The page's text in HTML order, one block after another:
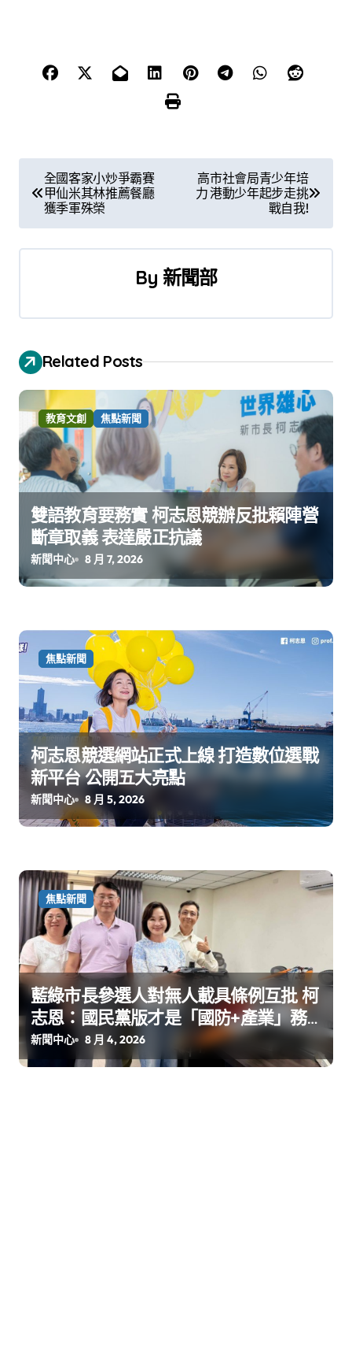
章
導
全國客家小炒爭霸賽
甲仙米其林推薦餐廳
獲季軍殊榮
高市社會局青少年培
力 港動少年起步走挑
戰自我!
By 新聞部
Related Posts
教育文創 焦點新聞
雙語教育要務實 柯志恩競辦反批賴陣營
斷章取義 表達嚴正抗議
新聞中心 8 月 7, 2026
焦點新聞
柯志恩競選網站正式上線 打造數位選戰
新平台 公開五大亮點
新聞中心 8 月 5, 2026
焦點新聞
藍綠市長參選人對無人載具條例互批 柯
志恩：國民黨版才是「國防+產業」務
實版
新聞中心 8 月 4, 2026